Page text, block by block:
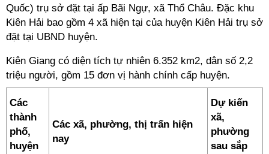
Quốc) trụ sở đặt tại ấp Bãi Ngự, xã Thổ Châu. Đặc khu
Kiên Hải bao gồm 4 xã hiện tại của huyện Kiên Hải trụ sở
đặt tại UBND huyện.
Kiên Giang có diện tích tự nhiên 6.352 km2, dân số 2,2
triệu người, gồm 15 đơn vị hành chính cấp huyện.
Các
thành
phố,
huyện
Các xã, phường, thị trấn hiện
nay
Dự kiến
xã,
phường
sau sắp